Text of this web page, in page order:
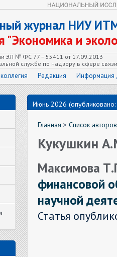
журнал НИУ
"Экономика и
ЭЛ № ФС 77 – 55411 от 17.09.2013
службе по надзору в сфере
Редакция Информация
Июнь 2026
Главная > Список авторов
Кукушкин
Максимова
финансовой
научной
Статья